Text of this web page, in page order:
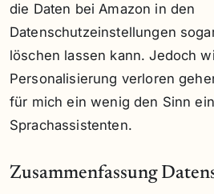
die Daten bei Amazon in den
Datenschutzeinstellungen
löschen lassen kann. Jedoch
Personalisierung verloren
für mich ein wenig den Sinn
Sprachassistenten.
Zusammenfassung